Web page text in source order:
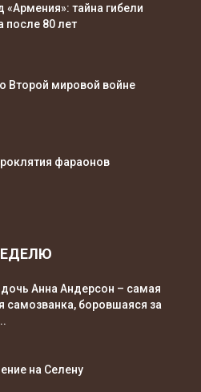
«Армения»: тайна гибели
после 80 лет
Второй мировой войне
фараонов
Анна Андерсон – самая
самозванка, боровшаяся за
на Селену